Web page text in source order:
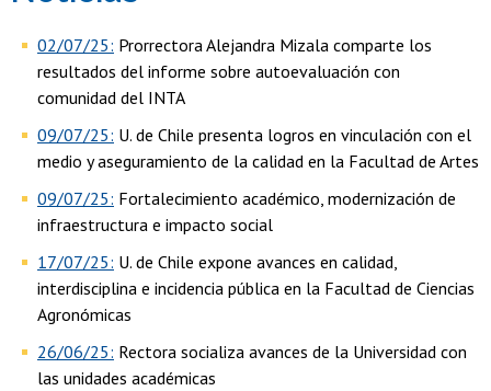
Egresadas/os
02/07/25: Prorrectora Alejandra Mizala comparte los
resultados del informe sobre autoevaluación con
comunidad del INTA
09/07/25: U. de Chile presenta logros en vinculación con el
medio y aseguramiento de la calidad en la Facultad de Artes
09/07/25: Fortalecimiento académico, modernización de
infraestructura e impacto social
17/07/25: U. de Chile expone avances en calidad,
interdisciplina e incidencia pública en la Facultad de Ciencias
Agronómicas
26/06/25: Rectora socializa avances de la Universidad con
las unidades académicas